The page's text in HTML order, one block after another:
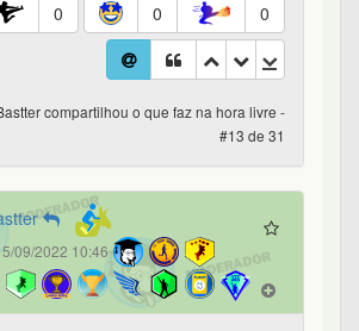
0 0 0
compartilhou o que faz na hora livre -
#13 de 31
09/2022 10:46